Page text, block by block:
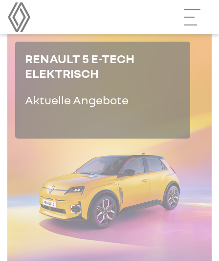
RENAULT 5 E-TECH
ELEKTRISCH
Aktuelle Angebote